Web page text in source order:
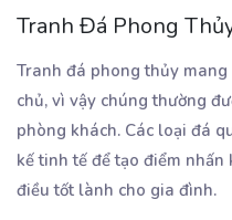
Tranh Đá Phong
Tranh đá phong thủy
chủ, vì vậy chúng thường
phòng khách. Các loại đá
kế tinh tế để tạo điểm
điều tốt lành cho gia đình.